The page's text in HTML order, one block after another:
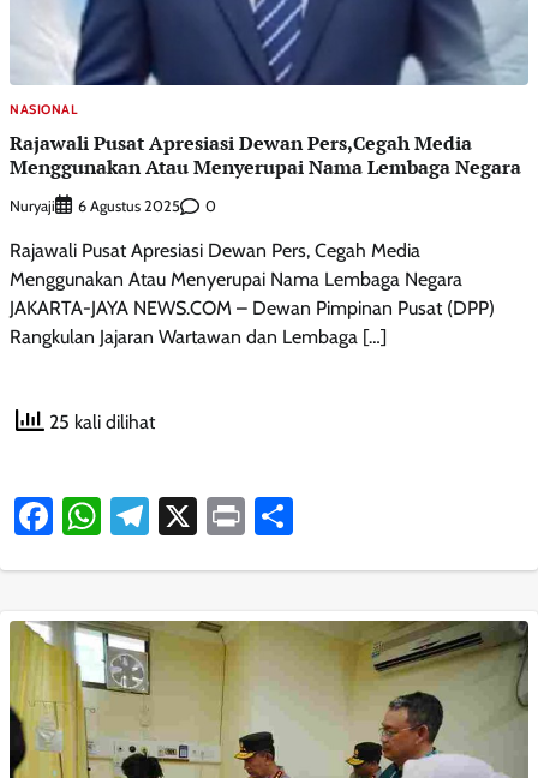
NASIONAL
Rajawali Pusat Apresiasi Dewan Pers,Cegah Media
Menggunakan Atau Menyerupai Nama Lembaga Negara
Nuryaji 6 Agustus 2025 0
Rajawali Pusat Apresiasi Dewan Pers, Cegah Media
Menggunakan Atau Menyerupai Nama Lembaga Negara
JAKARTA-JAYA NEWS.COM – Dewan Pimpinan Pusat (DPP)
Rangkulan Jajaran Wartawan dan Lembaga […]
25 kali dilihat
Facebook
WhatsApp
Telegram
X Print